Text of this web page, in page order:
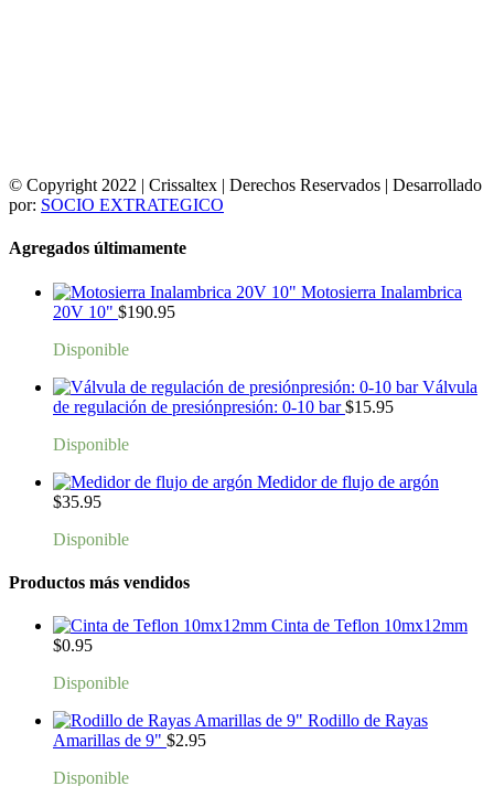
© Copyright 2022 | Crissaltex | Derechos Reservados | Desarrollado
por: SOCIO EXTRATEGICO
Agregados últimamente
Motosierra Inalambrica
20V 10" $190.95
Disponible
Válvula
de regulación de presiónpresión: 0-10 bar $15.95
Disponible
Medidor de flujo de argón
$35.95
Disponible
Productos más vendidos
Cinta de Teflon 10mx12mm
$0.95
Disponible
Rodillo de Rayas
Amarillas de 9" $2.95
Disponible